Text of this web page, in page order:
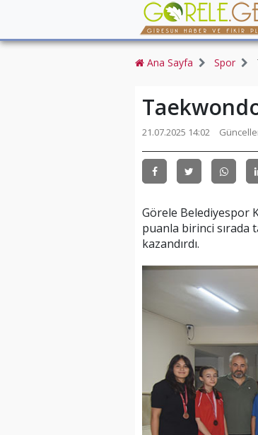
Ana Sayfa Spor
21.07.2025 14:02
Görele Belediyespor
puanla birinci sırada
kazandırdı.